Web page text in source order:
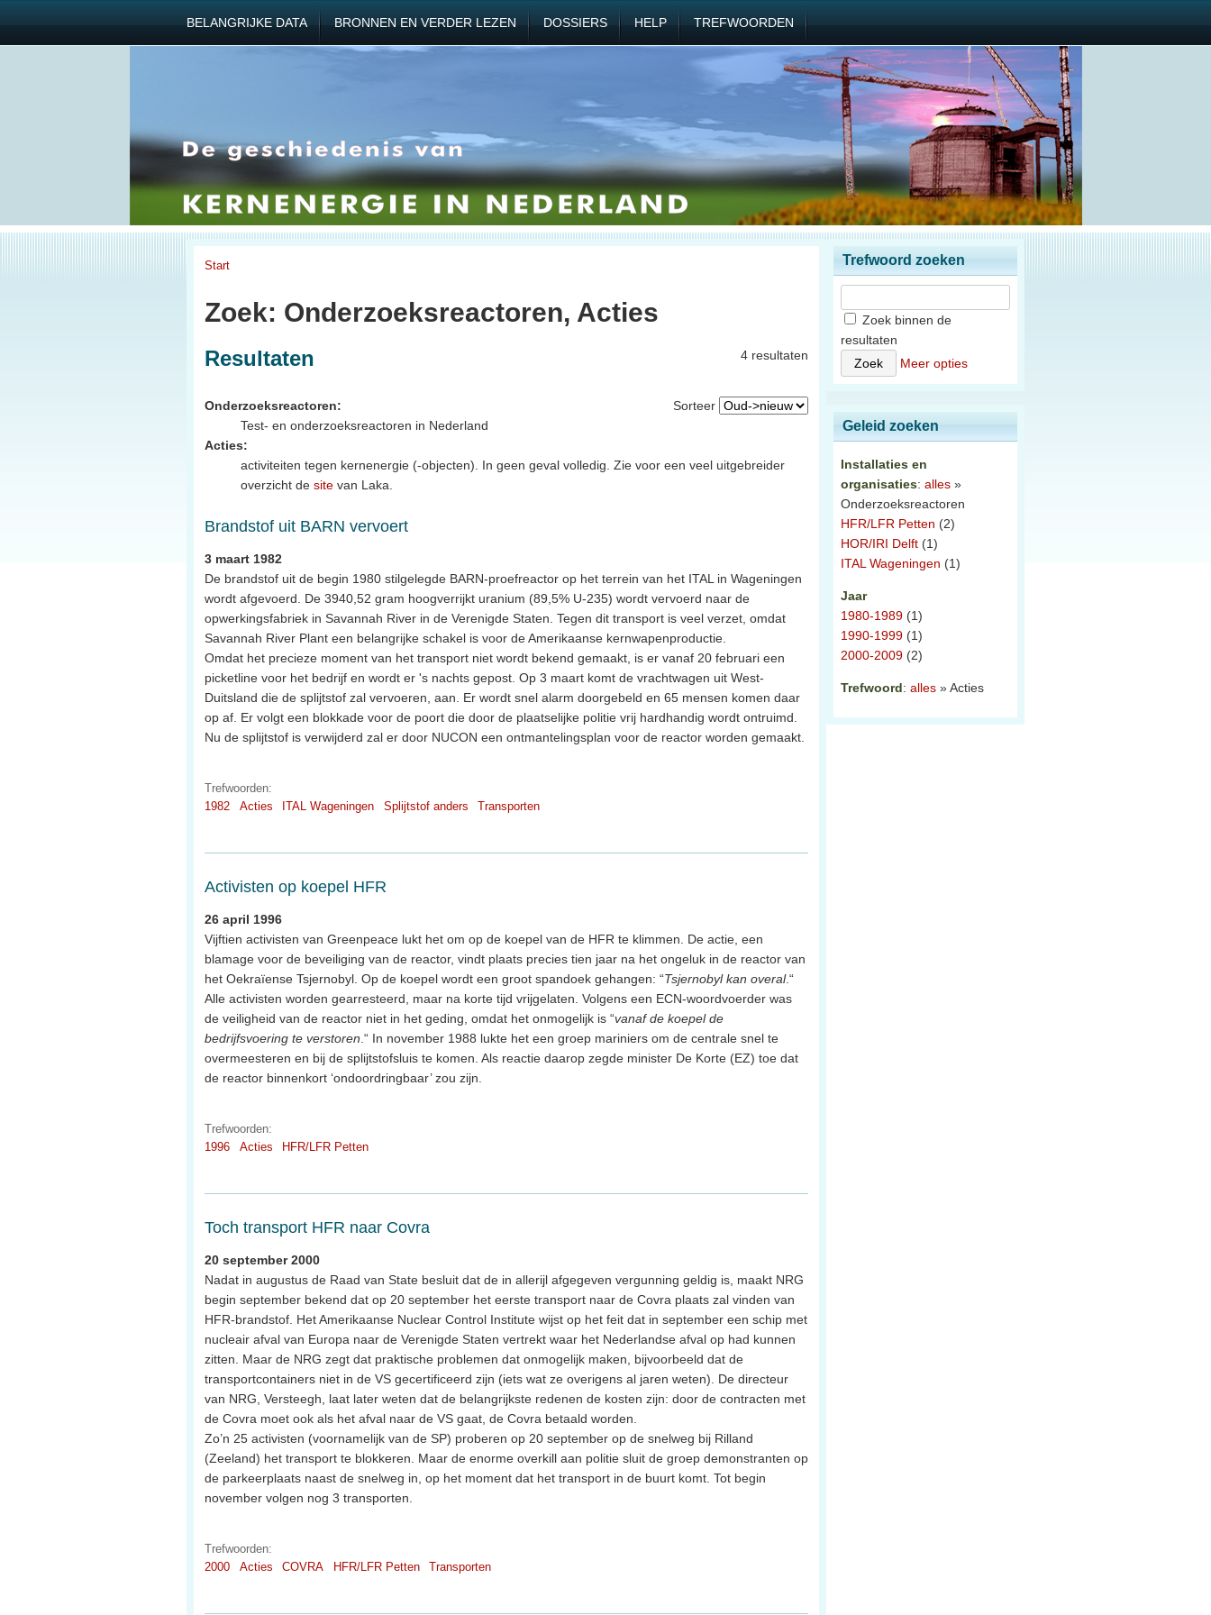
BELANGRIJKE DATA BRONNEN EN VERDER LEZEN DOSSIERS HELP TREFWOORDEN
Start
Zoek: Onderzoeksreactoren, Acties
4 resultaten
Resultaten
Sorteer
Onderzoeksreactoren:
Test- en onderzoeksreactoren in Nederland
Acties:
activiteiten tegen kernenergie (-objecten). In geen geval volledig. Zie voor een veel uitgebreider
overzicht de site van Laka.
Brandstof uit BARN vervoert
3 maart 1982
De brandstof uit de begin 1980 stilgelegde BARN-proefreactor op het terrein van het ITAL in Wageningen
wordt afgevoerd. De 3940,52 gram hoogverrijkt uranium (89,5% U-235) wordt vervoerd naar de
opwerkingsfabriek in Savannah River in de Verenigde Staten. Tegen dit transport is veel verzet, omdat
Savannah River Plant een belangrijke schakel is voor de Amerikaanse kernwapenproductie.
Omdat het precieze moment van het transport niet wordt bekend gemaakt, is er vanaf 20 februari een
picketline voor het bedrijf en wordt er 's nachts gepost. Op 3 maart komt de vrachtwagen uit West-
Duitsland die de splijtstof zal vervoeren, aan. Er wordt snel alarm doorgebeld en 65 mensen komen daar
op af. Er volgt een blokkade voor de poort die door de plaatselijke politie vrij hardhandig wordt ontruimd.
Nu de splijtstof is verwijderd zal er door NUCON een ontmantelingsplan voor de reactor worden gemaakt.
Trefwoorden:
1982
Acties ITAL Wageningen Splijtstof anders Transporten
Activisten op koepel HFR
26 april 1996
Vijftien activisten van Greenpeace lukt het om op de koepel van de HFR te klimmen. De actie, een
blamage voor de beveiliging van de reactor, vindt plaats precies tien jaar na het ongeluk in de reactor van
het Oekraïense Tsjernobyl. Op de koepel wordt een groot spandoek gehangen: “Tsjernobyl kan overal.“
Alle activisten worden gearresteerd, maar na korte tijd vrijgelaten. Volgens een ECN-woordvoerder was
de veiligheid van de reactor niet in het geding, omdat het onmogelijk is “vanaf de koepel de
bedrijfsvoering te verstoren .“ In november 1988 lukte het een groep mariniers om de centrale snel te
overmeesteren en bij de splijtstofsluis te komen. Als reactie daarop zegde minister De Korte (EZ) toe dat
de reactor binnenkort ‘ondoordringbaar’ zou zijn.
Trefwoorden:
1996
Acties HFR/LFR Petten
Toch transport HFR naar Covra
20 september 2000
Nadat in augustus de Raad van State besluit dat de in allerijl afgegeven vergunning geldig is, maakt NRG
begin september bekend dat op 20 september het eerste transport naar de Covra plaats zal vinden van
HFR-brandstof. Het Amerikaanse Nuclear Control Institute wijst op het feit dat in september een schip met
nucleair afval van Europa naar de Verenigde Staten vertrekt waar het Nederlandse afval op had kunnen
zitten. Maar de NRG zegt dat praktische problemen dat onmogelijk maken, bijvoorbeeld dat de
transportcontainers niet in de VS gecertificeerd zijn (iets wat ze overigens al jaren weten). De directeur
van NRG, Versteegh, laat later weten dat de belangrijkste redenen de kosten zijn: door de contracten met
de Covra moet ook als het afval naar de VS gaat, de Covra betaald worden.
Zo’n 25 activisten (voornamelijk van de SP) proberen op 20 september op de snelweg bij Rilland
(Zeeland) het transport te blokkeren. Maar de enorme overkill aan politie sluit de groep demonstranten op
de parkeerplaats naast de snelweg in, op het moment dat het transport in de buurt komt. Tot begin
november volgen nog 3 transporten.
Trefwoorden:
2000
Acties COVRA HFR/LFR Petten Transporten
Trefwoord zoeken
Zoek binnen de
resultaten
Meer opties
Geleid zoeken
Installaties en
organisaties: alles »
Onderzoeksreactoren
HFR/LFR Petten (2)
HOR/IRI Delft (1)
ITAL Wageningen (1)
Jaar
1980-1989 (1)
1990-1999 (1)
2000-2009 (2)
Trefwoord: alles » Acties